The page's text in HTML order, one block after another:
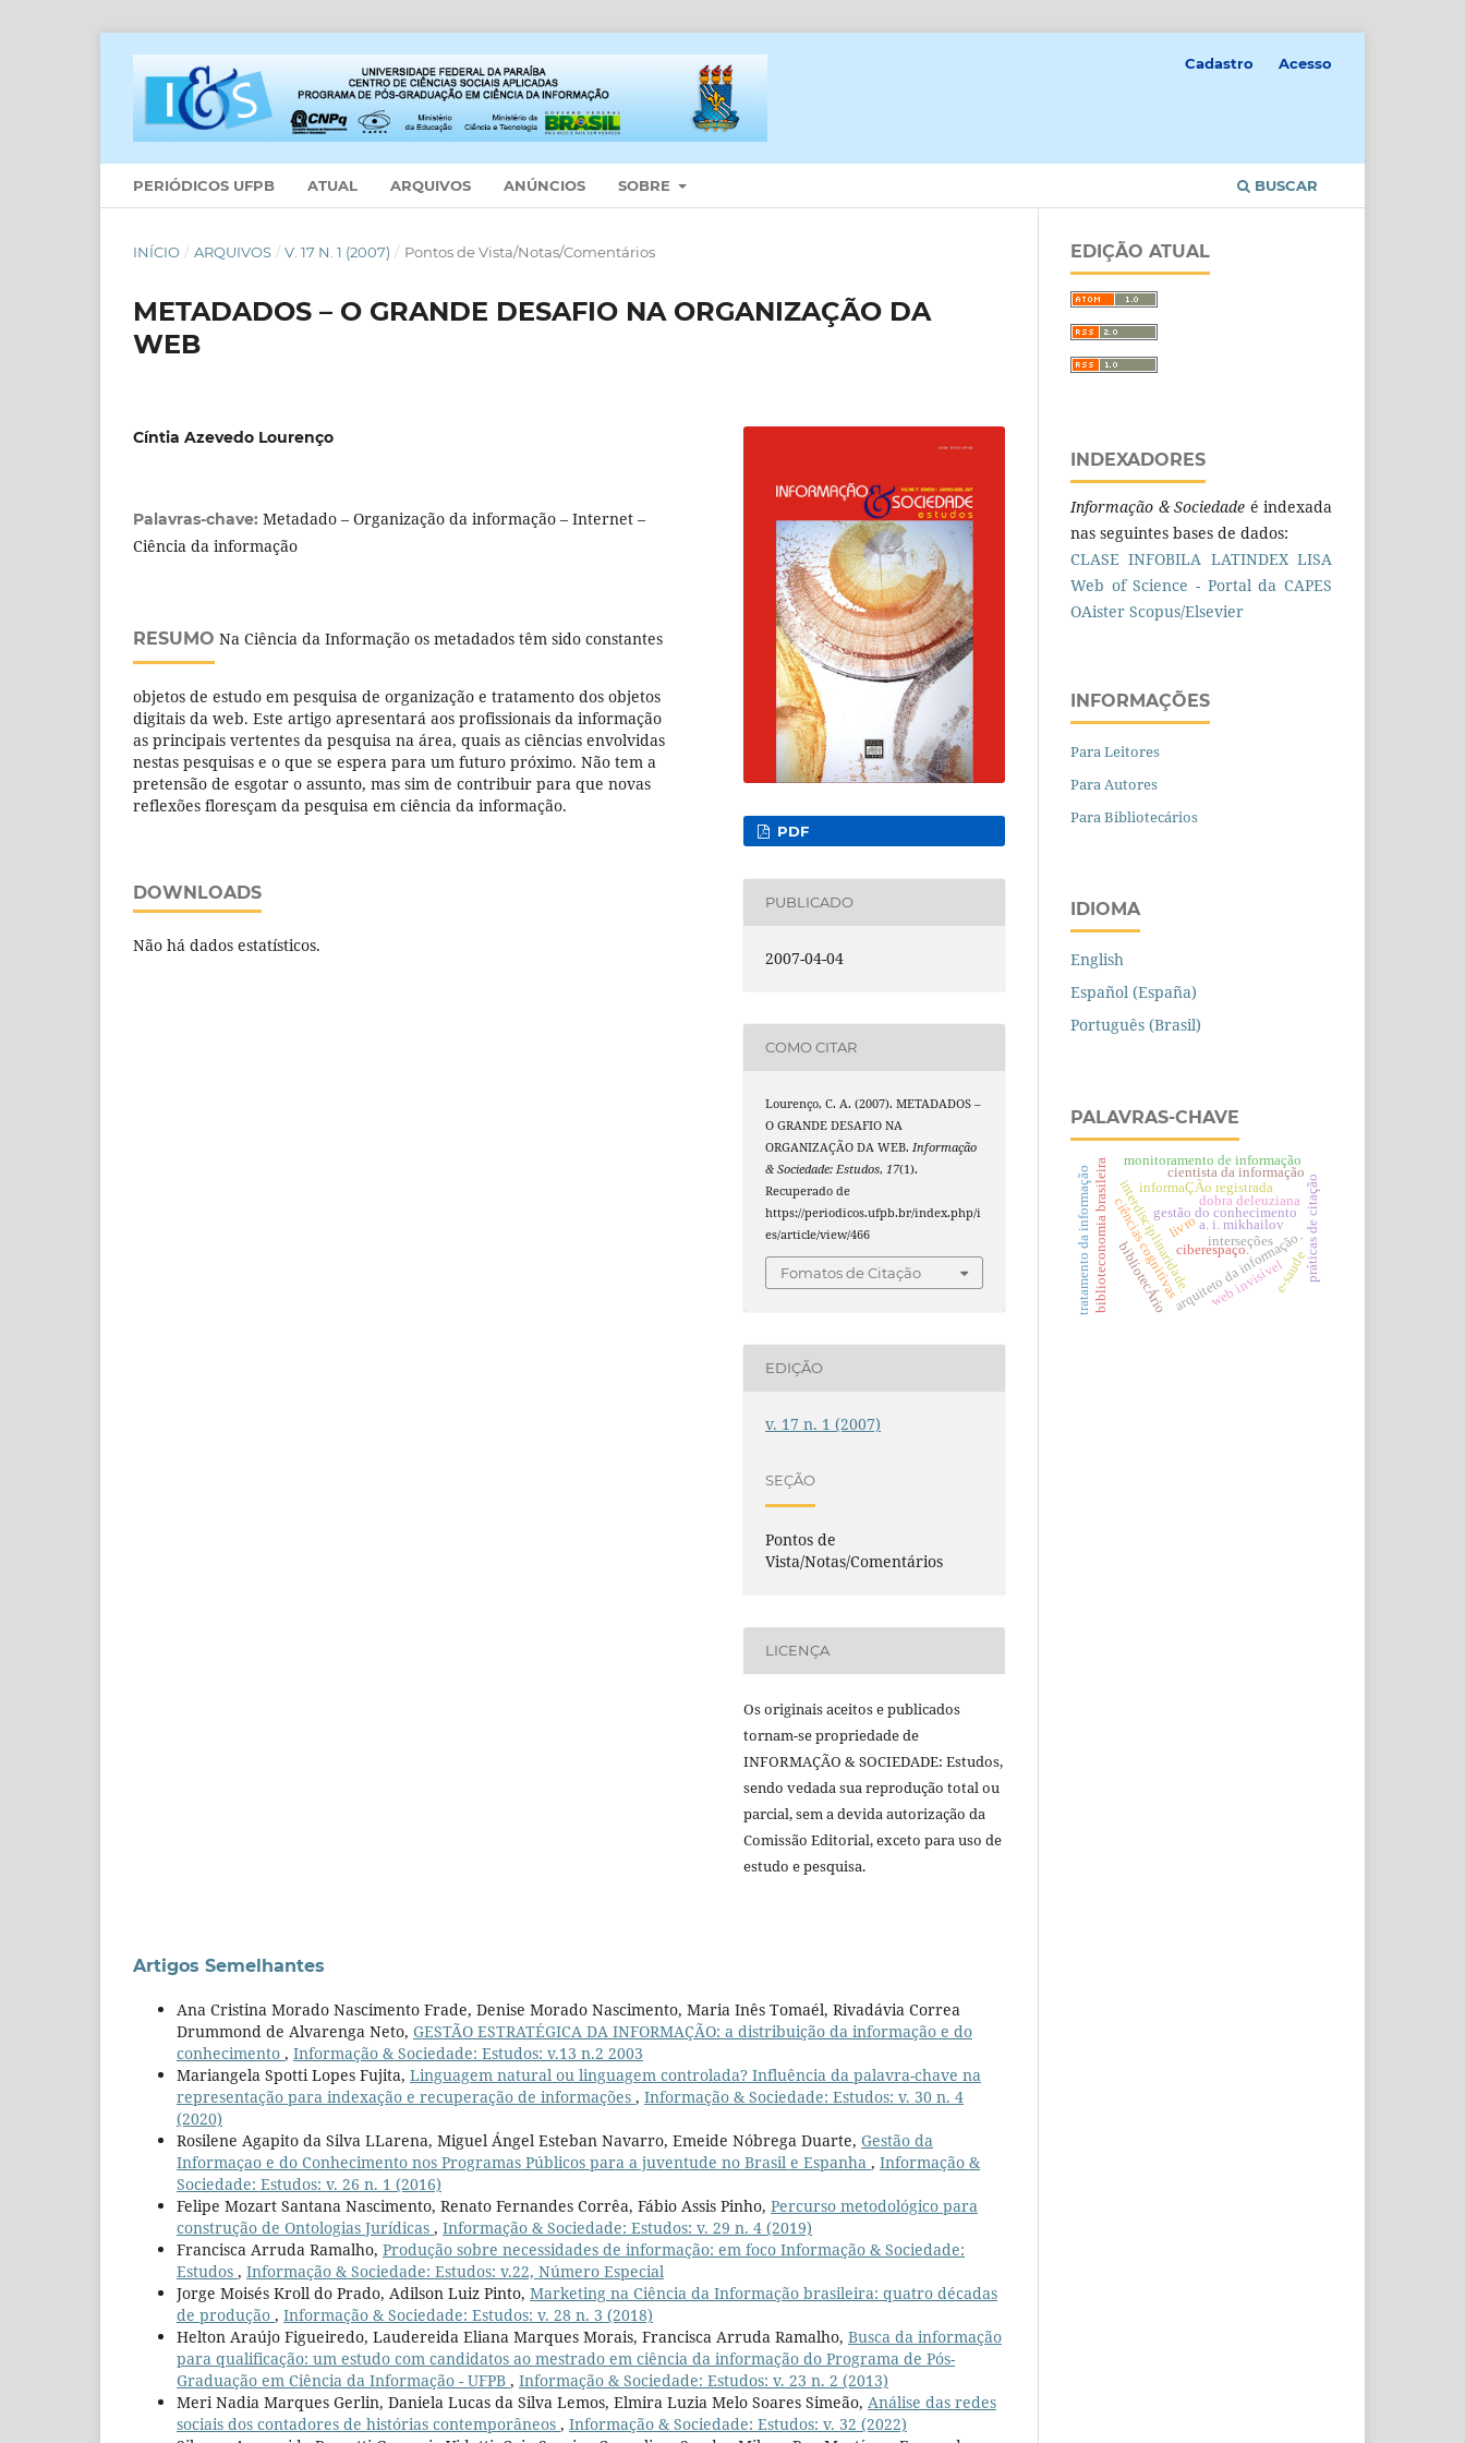
PERIÓDICOS UFPB ATUAL ARQUIVOS ANÚNCIOS SOBRE BUSCAR
Cadastro Acesso
INÍCIO / ARQUIVOS / V. 17 N. 1 (2007) / Pontos de Vista/Notas/Comentários
METADADOS – O GRANDE DESAFIO NA ORGANIZAÇÃO DA
WEB
Cíntia Azevedo Lourenço
Palavras-chave: Metadado – Organização da informação – Internet –
Ciência da informação
RESUMO Na Ciência da Informação os metadados têm sido constantes
objetos de estudo em pesquisa de organização e tratamento dos objetos
digitais da web. Este artigo apresentará aos profissionais da informação
as principais vertentes da pesquisa na área, quais as ciências envolvidas
nestas pesquisas e o que se espera para um futuro próximo. Não tem a
pretensão de esgotar o assunto, mas sim de contribuir para que novas
reflexões floresçam da pesquisa em ciência da informação.
DOWNLOADS
Não há dados estatísticos.
PDF
PUBLICADO
2007-04-04
COMO CITAR
Lourenço, C. A. (2007). METADADOS –
O GRANDE DESAFIO NA
ORGANIZAÇÃO DA WEB.Informação
& Sociedade: Estudos,17(1).
Recuperado de
https://periodicos.ufpb.br/index.php/i
es/article/view/466
Fomatos de Citação
EDIÇÃO
v. 17 n. 1 (2007)
SEÇÃO
Pontos de
Vista/Notas/Comentários
LICENÇA
Os originais aceitos e publicados
tornam-se propriedade de
INFORMAÇÃO & SOCIEDADE: Estudos,
sendo vedada sua reprodução total ou
parcial, sem a devida autorização da
Comissão Editorial, exceto para uso de
estudo e pesquisa.
Artigos Semelhantes
Ana Cristina Morado Nascimento Frade, Denise Morado Nascimento, Maria Inês Tomaél, Rivadávia Correa
Drummond de Alvarenga Neto, GESTÃO ESTRATÉGICA DA INFORMAÇÃO: a distribuição da informação e do
conhecimento , Informação & Sociedade: Estudos: v.13 n.2 2003
Mariangela Spotti Lopes Fujita, Linguagem natural ou linguagem controlada? Influência da palavra-chave na
representação para indexação e recuperação de informações , Informação & Sociedade: Estudos: v. 30 n. 4
(2020)
Rosilene Agapito da Silva LLarena, Miguel Ángel Esteban Navarro, Emeide Nóbrega Duarte, Gestão da
Informaçao e do Conhecimento nos Programas Públicos para a juventude no Brasil e Espanha , Informação &
Sociedade: Estudos: v. 26 n. 1 (2016)
Felipe Mozart Santana Nascimento, Renato Fernandes Corrêa, Fábio Assis Pinho, Percurso metodológico para
construção de Ontologias Jurídicas , Informação & Sociedade: Estudos: v. 29 n. 4 (2019)
Francisca Arruda Ramalho, Produção sobre necessidades de informação: em foco Informação & Sociedade:
Estudos , Informação & Sociedade: Estudos: v.22, Número Especial
Jorge Moisés Kroll do Prado, Adilson Luiz Pinto, Marketing na Ciência da Informação brasileira: quatro décadas
de produção , Informação & Sociedade: Estudos: v. 28 n. 3 (2018)
Helton Araújo Figueiredo, Laudereida Eliana Marques Morais, Francisca Arruda Ramalho, Busca da informação
para qualificação: um estudo com candidatos ao mestrado em ciência da informação do Programa de Pós-
Graduação em Ciência da Informação - UFPB , Informação & Sociedade: Estudos: v. 23 n. 2 (2013)
Meri Nadia Marques Gerlin, Daniela Lucas da Silva Lemos, Elmira Luzia Melo Soares Simeão, Análise das redes
sociais dos contadores de histórias contemporâneos , Informação & Sociedade: Estudos: v. 32 (2022)
EDIÇÃO ATUAL
INDEXADORES
Informação & Sociedade é indexada
nas seguintes bases de dados:
CLASE INFOBILA LATINDEX LISA
Web of Science - Portal da CAPES
OAister Scopus/Elsevier
INFORMAÇÕES
Para Leitores
Para Autores
Para Bibliotecários
IDIOMA
English
Español (España)
Português (Brasil)
PALAVRAS-CHAVE
gestão do conhecimento
interdisciplinaridade.arquiteto da informação.
interseções
ciências cognitivas a. i. mikhailov
dobra deleuziana
livro
bibliotecÁrio
informaÇÃo registrada
biblioteconomia brasileira cientista da informação
web invisível
tratamento da informação e-saude
monitoramento de informação
ciberespaço. práticas de citação